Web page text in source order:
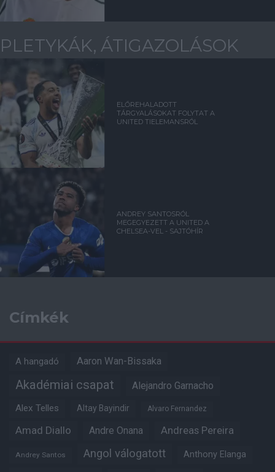
PLETYKÁK, ÁTIGAZOLÁSOK
ELŐREHALADOTT
TÁRGYALÁSOKAT FOLYTAT A
UNITED TIELEMANSRÓL
ANDREY SANTOSRÓL
MEGEGYEZETT A UNITED A
CHELSEA-VEL - SAJTÓHÍR
Címkék
A hangadó Aaron Wan-Bissaka
Akadémiai csapat Alejandro Garnacho
Alex Telles Altay Bayindir Alvaro Fernandez
Amad Diallo Andre Onana Andreas Pereira
Andrey Santos Angol válogatott Anthony Elanga